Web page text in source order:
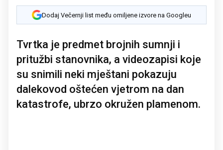
Dodaj Večernji list među omiljene izvore na Googleu
Tvrtka je predmet brojnih sumnji i
pritužbi stanovnika, a videozapisi koje
su snimili neki mještani pokazuju
dalekovod oštećen vjetrom na dan
katastrofe, ubrzo okružen plamenom.